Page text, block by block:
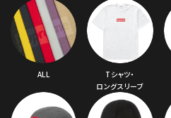
ALL
Tシャツ・
ロングスリーブ